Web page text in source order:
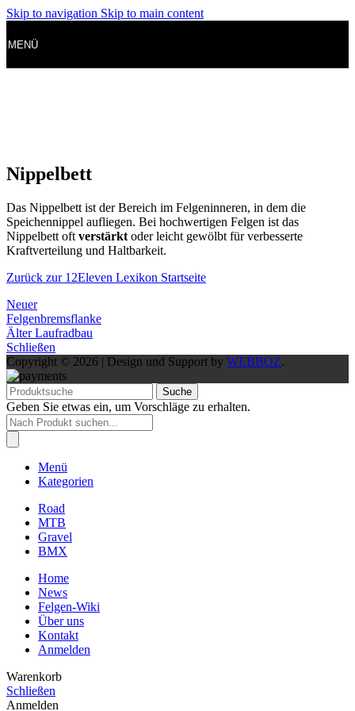
Skip to navigation Skip to main content
MENÜ
Nippelbett
Das Nippelbett ist der Bereich im Felgeninneren, in dem die
Speichennippel aufliegen. Bei hochwertigen Felgen ist das
Nippelbett oft verstärkt oder leicht gewölbt für verbesserte
Kraftverteilung und Haltbarkeit.
Zurück zur 12Eleven Lexikon Startseite
Neuer
Felgenbremsflanke
Älter Laufradbau
Schließen
Copyright © 2026 | Design und Support by WEBBOZ.
Suche
Geben Sie etwas ein, um Vorschläge zu erhalten.
Products
search
Menü
Kategorien
Road
MTB
Gravel
BMX
Home
News
Felgen-Wiki
Über uns
Kontakt
Anmelden
Warenkorb
Schließen
Anmelden